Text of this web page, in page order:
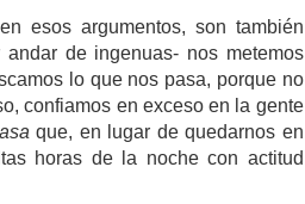
esos argumentos, son también
de ingenuas- nos metemos
lo que nos pasa, porque no
confiamos en exceso en la gente
que, en lugar de quedarnos en
horas de la noche con actitud